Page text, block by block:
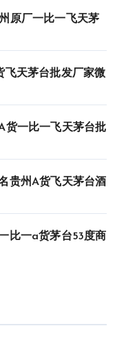
原厂一比一飞天茅
飞天茅台批发厂家微
货一比一飞天茅台批
贵州A货飞天茅台酒
比一a货茅台53度商